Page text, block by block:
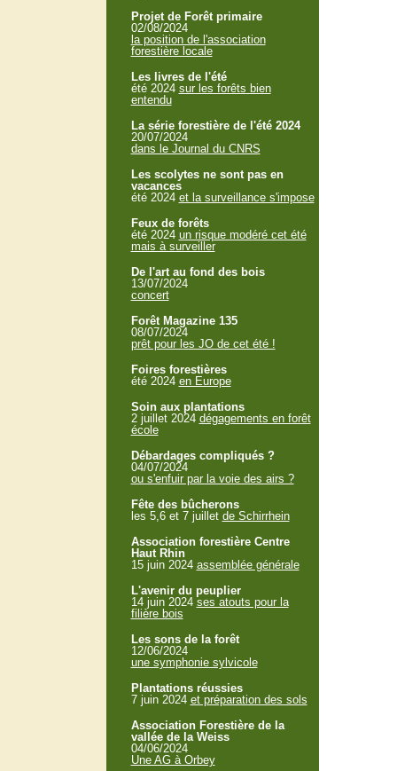
Projet de Forêt primaire
02/08/2024
la position de l'association
forestière locale
Les livres de l'été
été 2024 sur les forêts bien
entendu
La série forestière de l'été 2024
20/07/2024
dans le Journal du CNRS
Les scolytes ne sont pas en
vacances
été 2024 et la surveillance s'impose
Feux de forêts
été 2024 un risque modéré cet été
mais à surveiller
De l'art au fond des bois
13/07/2024
concert
Forêt Magazine 135
08/07/2024
prêt pour les JO de cet été !
Foires forestières
été 2024 en Europe
Soin aux plantations
2 juillet 2024 dégagements en forêt
école
Débardages compliqués ?
04/07/2024
ou s'enfuir par la voie des airs ?
Fête des bûcherons
les 5,6 et 7 juillet de Schirrhein
Association forestière Centre
Haut Rhin
15 juin 2024 assemblée générale
L'avenir du peuplier
14 juin 2024 ses atouts pour la
filière bois
Les sons de la forêt
12/06/2024
une symphonie sylvicole
Plantations réussies
7 juin 2024 et préparation des sols
Association Forestière de la
vallée de la Weiss
04/06/2024
Une AG à Orbey